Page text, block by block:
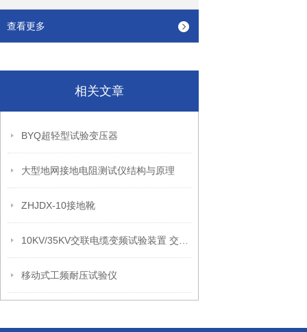
查看更多
相关文章
BYQ超轻型试验变压器
大型地网接地电阻测试仪结构与原理
ZHJDX-10接地靴
移动式工频耐压试验仪